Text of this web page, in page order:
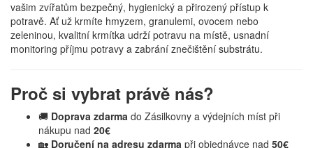
vašim zvířatům bezpečný, hygienický a přirozený přístup k
potravě. Ať už krmíte hmyzem, granulemi, ovocem nebo
zeleninou, kvalitní krmítka udrží potravu na místě, usnadní
monitoring příjmu potravy a zabrání znečištění substrátu.
Proč si vybrat právě nás?
🚚 Doprava zdarma do Zásilkovny a výdejních míst při
nákupu nad 20€
🏡 Doručení na adresu zdarma při objednávce nad 50€